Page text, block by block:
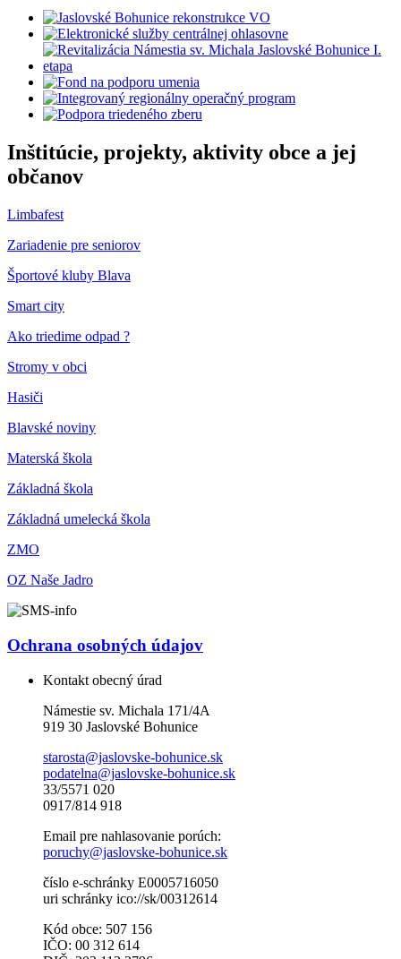
Inštitúcie, projekty, aktivity obce a jej
občanov
Limbafest
Zariadenie pre seniorov
Športové kluby Blava
Smart city
Ako triedime odpad ?
Stromy v obci
Hasiči
Blavské noviny
Materská škola
Základná škola
Základná umelecká škola
ZMO
OZ Naše Jadro
Ochrana osobných údajov
Kontakt obecný úrad
Námestie sv. Michala 171/4A
919 30 Jaslovské Bohunice
starosta@jaslovske-bohunice.sk
podatelna@jaslovske-bohunice.sk
33/5571 020
0917/814 918
Email pre nahlasovanie porúch:
poruchy@jaslovske-bohunice.sk
číslo e-schránky E0005716050
uri schránky ico://sk/00312614
Kód obce: 507 156
IČO: 00 312 614